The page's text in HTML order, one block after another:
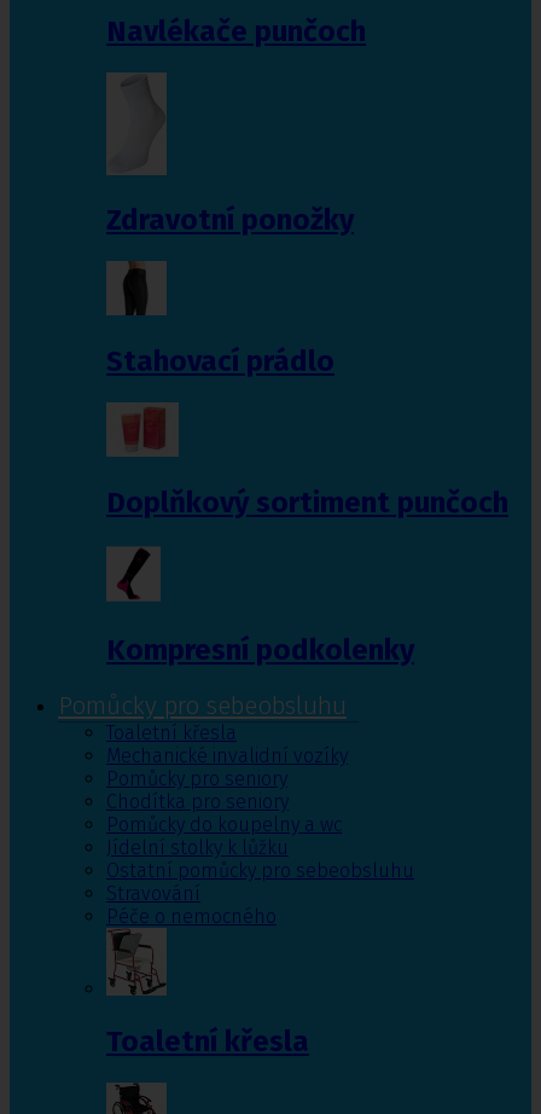
Navlékače punčoch
Zdravotní ponožky
Stahovací prádlo
Doplňkový sortiment punčoch
Kompresní podkolenky
Pomůcky pro sebeobsluhu
Toaletní křesla
Mechanické invalidní vozíky
Pomůcky pro seniory
Chodítka pro seniory
Pomůcky do koupelny a wc
Jídelní stolky k lůžku
Ostatní pomůcky pro sebeobsluhu
Stravování
Péče o nemocného
Toaletní křesla